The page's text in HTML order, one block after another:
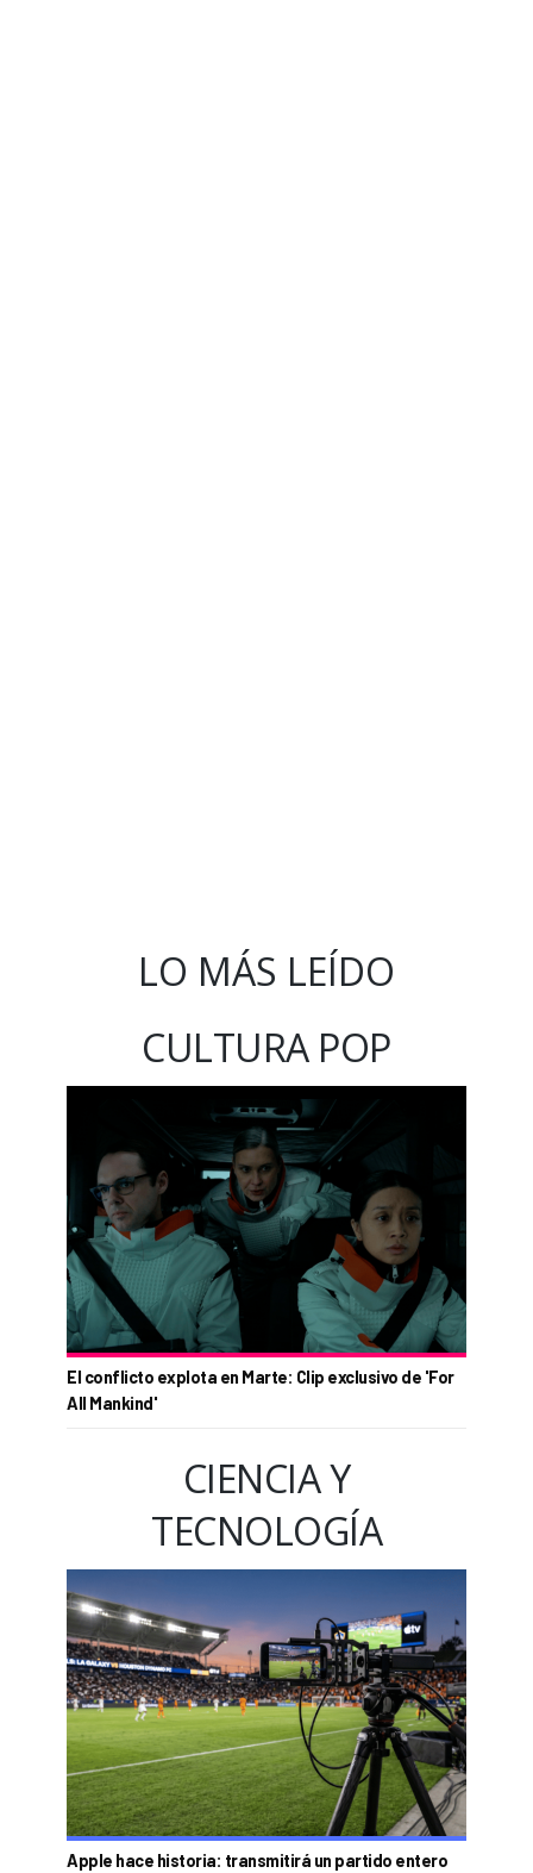
LO MÁS LEÍDO
CULTURA POP
El conflicto explota en Marte: Clip exclusivo de 'For
All Mankind'
CIENCIA Y
TECNOLOGÍA
Apple hace historia: transmitirá un partido entero